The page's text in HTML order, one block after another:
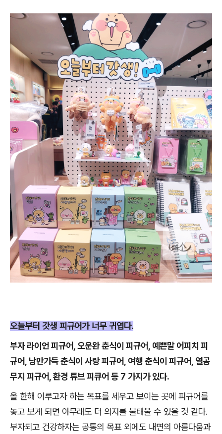
오늘부터 갓생 피규어가 너무 귀엽다.
부자 라이언 피규어, 오운완 춘식이 피규어, 예쁜말 어피치 피
규어, 낭만가득 춘식이 사랑 피규어, 여행 춘식이 피규어, 열공
무지 피규어, 환경 튜브 피큐어 등 7 가지가 있다.
올 한해 이루고자 하는 목표를 세우고 보이는 곳에 피규어를
놓고 보게 되면 아무래도 더 의지를 불태울 수 있을 것 같다.
부자되고 건강하자는 공통의 목표 외에도 내면의 아름다움과